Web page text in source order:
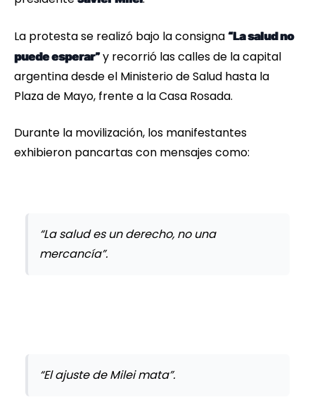
La protesta se realizó bajo la consigna “La salud no
puede esperar”y recorrió las calles de la capital
argentina desde el Ministerio de Salud hasta la
Plaza de Mayo, frente a la Casa Rosada.
Durante la movilización, los manifestantes
exhibieron pancartas con mensajes como:
“La salud es un derecho, no una
mercancía”.
“El ajuste de Milei mata”.